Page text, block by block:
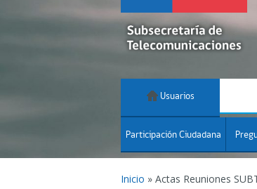
Usuarios
Participación Ciudadana
Inicio » Actas Reuniones